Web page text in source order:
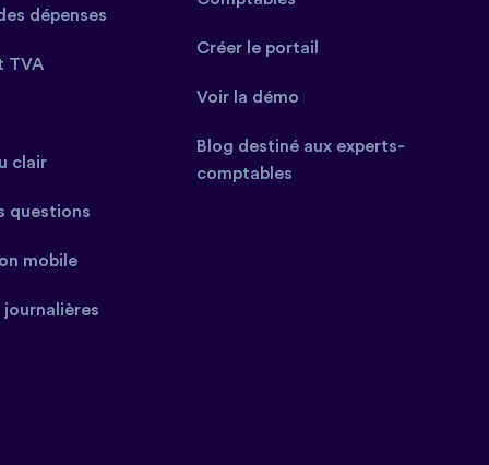
dépenses
TVA
clair
questions
mobile
Créer le portail
Voir la démo
Blog destiné aux experts-
comptables